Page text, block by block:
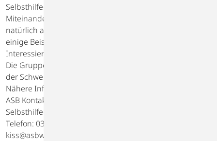
Selbsthilfegruppen in Gägelow.
Miteinander reden, zuhören, füreinander da sein und
natürlich auch gemeinsame Unternehmungen sind nur
einige Beispiele aus der Gruppe.
Interessierte sind herzlich Willkommen.
Die Gruppengespräche sind kostenlos und unterliegen
der Schweigepflicht.
Nähere Informationen erhalten Sie über die:
ASB Kontakt-und Informationsstelle für
Selbsthilfegruppen (KISS) Dorfstraße 10, Gägelow
Telefon: 03841/ 22 26 16 oder per E-Mail an:
kiss@asbwismar.de